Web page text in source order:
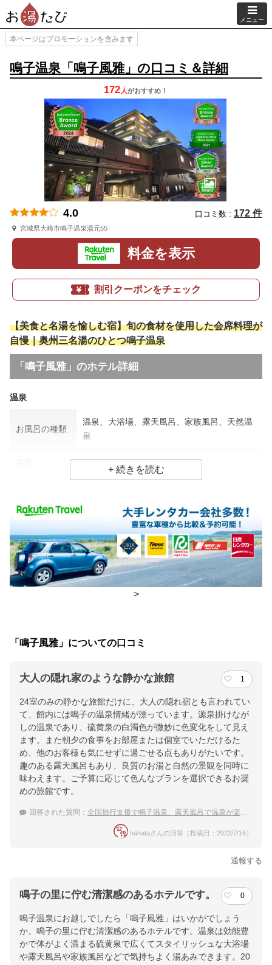
メニュー
本ページはプロモーションを含みます
鳴子温泉「鳴子風雅」の口コミ＆詳細
172 人がおすすめ！
4.0 口コミ数 : 172 件
宮城県大崎市鳴子温泉湯元55
料金を表示
割引クーポンをチェック
【美食と名湯を愉しむ宿】旬の食材を使用した会席料理が
自慢｜奥州三名湯のひとつ鳴子温泉
「鳴子風雅」のホテル詳細
温泉
お風呂の種類
温泉、大浴場、露天風呂、家族風呂、天然温
泉
硫黄泉
食事場所
朝食 レストラン
夕食 レストラン
交通アクセス
古川I.Cより国道47号線鳴子方面へ約40分／JR陸羽東線「鳴子温
泉駅」から徒歩5分
提供：楽天トラベル
楽天トラベルで
>
「鳴子風雅」についての口コミ
大人の隠れ家のような静かな旅館 1
24室のみの静かな旅館だけに、大人の隠れ宿とも言われてい
て、館内には鳴子の温泉情緒が漂っています。源泉掛けなが
しの温泉であり、硫黄泉の白濁色が微妙に色変化をして見え
ます。また朝夕の食事をお部屋または個室でいただけるた
め、他のお客様も気にせずに過ごせる点もありがたいです。
趣のある露天風呂もあり、良質のお湯と自然の景観を同時に
味わえます。ご予算に応じて色んなプランを選択できるお奨
めの旅館です。
回答された質問： 全国旅行支援で鳴子温泉、露天風呂で温泉が楽しめる宿のおすすめは？
hahataさんの回答（投稿日：2022/7/16）
通報する
鳴子の里に佇む清潔感のあるホテルです。 0
鳴子温泉にお越しでしたら「鳴子風雅」はいかがでしょう
か。鳴子の里に佇む清潔感のあるホテルです。温泉は効能豊
かで体がよく温まる硫黄泉で広くてスタイリッシュな大浴場
や露天風呂や家族風呂などで気持ちよく湯あみできます。20